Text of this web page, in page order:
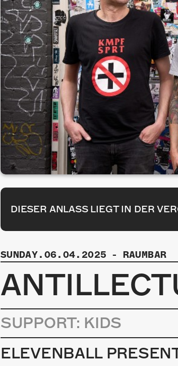
DIESER ANLASS LIEGT IN DER
SUNDAY.06.04.2025 - RAUMBAR
SUPPORT: KIDS
ELEVENBALL